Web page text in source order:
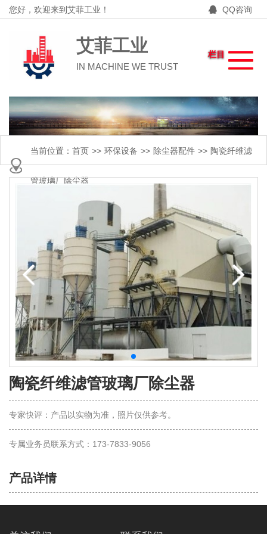
您好，欢迎来到艾菲工业！ QQ咨询
艾菲工业
IN MACHINE WE TRUST
栏目
当前位置： 首页 >> 环保设备 >> 除尘器配件 >> 陶瓷纤维滤
管玻璃厂除尘器
陶瓷纤维滤管玻璃厂除尘器
专家快评：产品以实物为准，照片仅供参考。
专属业务员联系方式：173-7833-9056
产品详情